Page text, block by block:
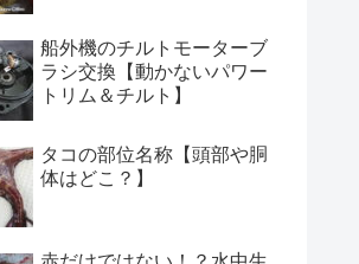
船外機のチルトモーターブ
ラシ交換【動かないパワー
トリム＆チルト】
タコの部位名称【頭部や胴
体はどこ？】